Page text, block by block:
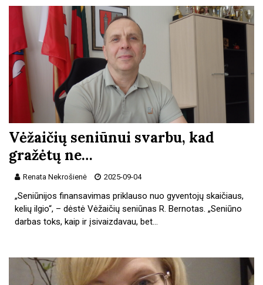
Vėžaičių seniūnui svarbu, kad
gražėtų ne…
Renata Nekrošienė 2025-09-04
„Seniūnijos finansavimas priklauso nuo gyventojų skaičiaus,
kelių ilgio“, – dėstė Vėžaičių seniūnas R. Bernotas. „Seniūno
darbas toks, kaip ir įsivaizdavau, bet…